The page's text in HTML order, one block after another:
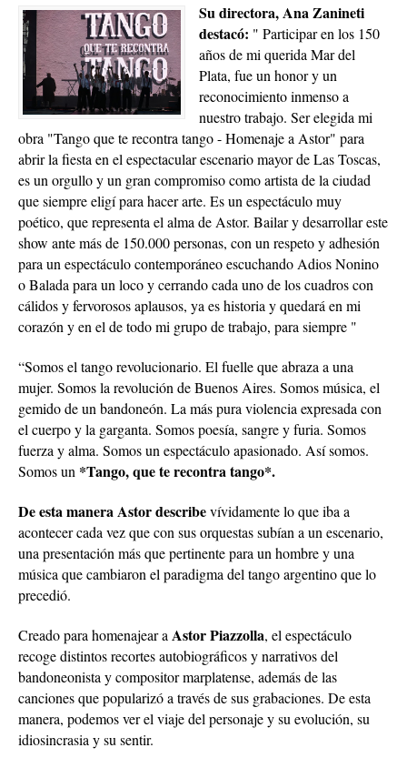
Su directora, Ana Zanineti
destacó: " Participar en los 150
años de mi querida Mar del
Plata, fue un honor y un
reconocimiento inmenso a
nuestro trabajo. Ser elegida mi
obra "Tango que te recontra tango - Homenaje a Astor" para
abrir la fiesta en el espectacular escenario mayor de Las Toscas,
es un orgullo y un gran compromiso como artista de la ciudad
que siempre eligí para hacer arte. Es un espectáculo muy
poético, que representa el alma de Astor. Bailar y desarrollar este
show ante más de 150.000 personas, con un respeto y adhesión
para un espectáculo contemporáneo escuchando Adios Nonino
o Balada para un loco y cerrando cada uno de los cuadros con
cálidos y fervorosos aplausos, ya es historia y quedará en mi
corazón y en el de todo mi grupo de trabajo, para siempre "
“Somos el tango revolucionario. El fuelle que abraza a una
mujer. Somos la revolución de Buenos Aires. Somos música, el
gemido de un bandoneón. La más pura violencia expresada con
el cuerpo y la garganta. Somos poesía, sangre y furia. Somos
fuerza y alma. Somos un espectáculo apasionado. Así somos.
Somos un *Tango, que te recontra tango*.
De esta manera Astor describevívidamente lo que iba a
acontecer cada vez que con sus orquestas subían a un escenario,
una presentación más que pertinente para un hombre y una
música que cambiaron el paradigma del tango argentino que lo
precedió.
Creado para homenajear a Astor Piazzolla, el espectáculo
recoge distintos recortes autobiográficos y narrativos del
bandoneonista y compositor marplatense, además de las
canciones que popularizó a través de sus grabaciones. De esta
manera, podemos ver el viaje del personaje y su evolución, su
idiosincrasia y su sentir.